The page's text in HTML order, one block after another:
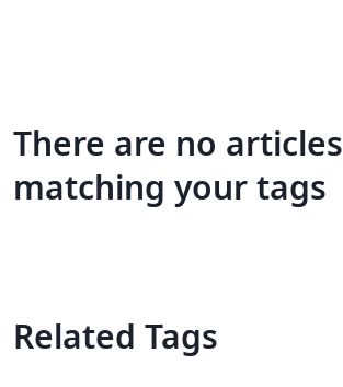
There are no articles
matching your tags
Related Tags